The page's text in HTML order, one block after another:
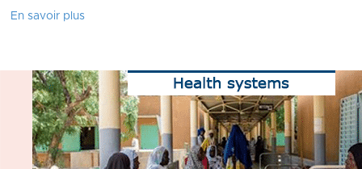
En savoir plus